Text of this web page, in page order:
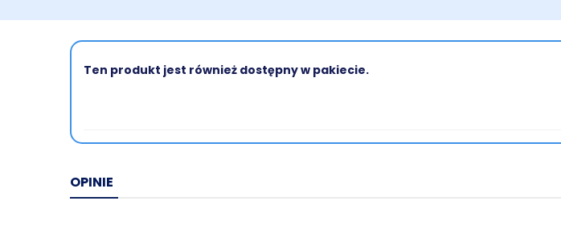
Ten produkt jest również dostępny w pakiecie.
OPINIE